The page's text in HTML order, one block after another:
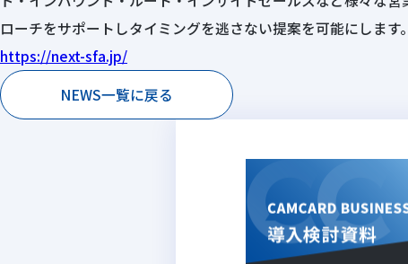
ローチをサポートしタイミングを逃さない提案を可能にします。
https://next-sfa.jp/
NEWS一覧に戻る